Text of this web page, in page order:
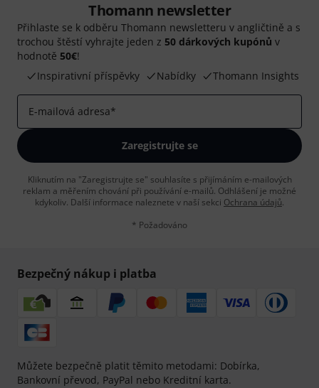
Thomann newsletter
Přihlaste se k odběru Thomann newsletteru v angličtině a s
trochou štěstí vyhrajte jeden z 50 dárkových kupónů v
hodnotě 50€!
Inspirativní příspěvky
Nabídky Thomann Insights
E-mailová adresa*
Zaregistrujte se
Kliknutím na "Zaregistrujte se" souhlasíte s přijímáním e-mailových
reklam a měřením chování při používání e-mailů. Odhlášení je možné
kdykoliv. Další informace naleznete v naší sekci Ochrana údajů.
* Požadováno
Bezpečný nákup i platba
Můžete bezpečně platit těmito metodami: Dobírka,
Bankovní převod, PayPal nebo Kreditní karta.